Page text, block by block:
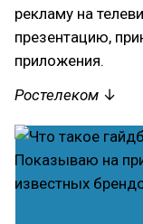
рекламу на
презентацию,
приложения.
Ростелеком ↓